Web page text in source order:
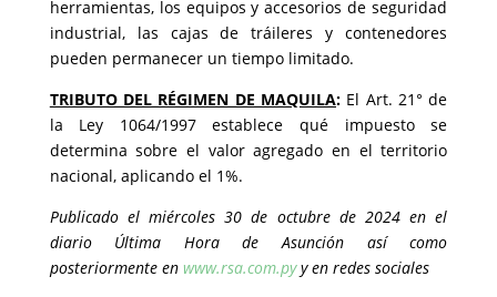
herramientas, los equipos y accesorios de seguridad
industrial, las cajas de tráileres y contenedores
pueden permanecer un tiempo limitado.
TRIBUTO DEL RÉGIMEN DE MAQUILA: El Art. 21° de
la Ley 1064/1997 establece qué impuesto se
determina sobre el valor agregado en el territorio
nacional, aplicando el 1%.
Publicado el miércoles 30 de octubre de 2024 en el
diario Última Hora de Asunción así como
posteriormente en www.rsa.com.pyy en redes sociales